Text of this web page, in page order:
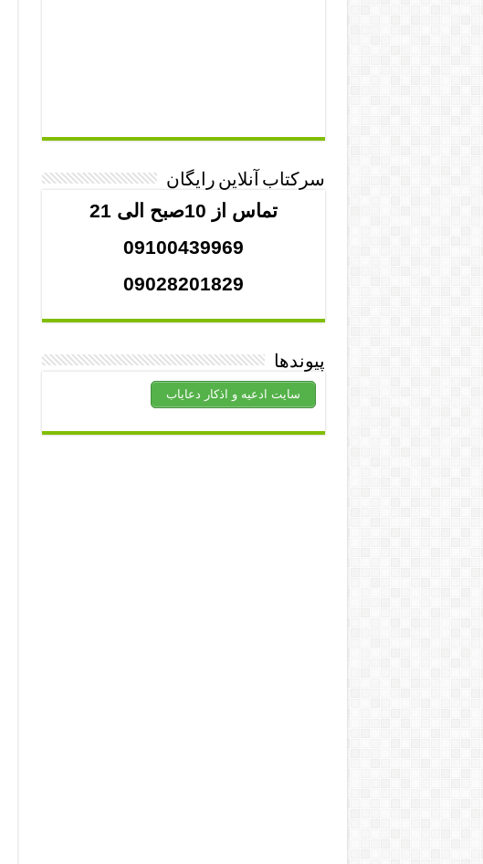
سرکتاب آنلاین رایگان
تماس از 10صبح الی 21
09100439969
09028201829
پیوندها
سایت ادعیه و اذکار دعایاب